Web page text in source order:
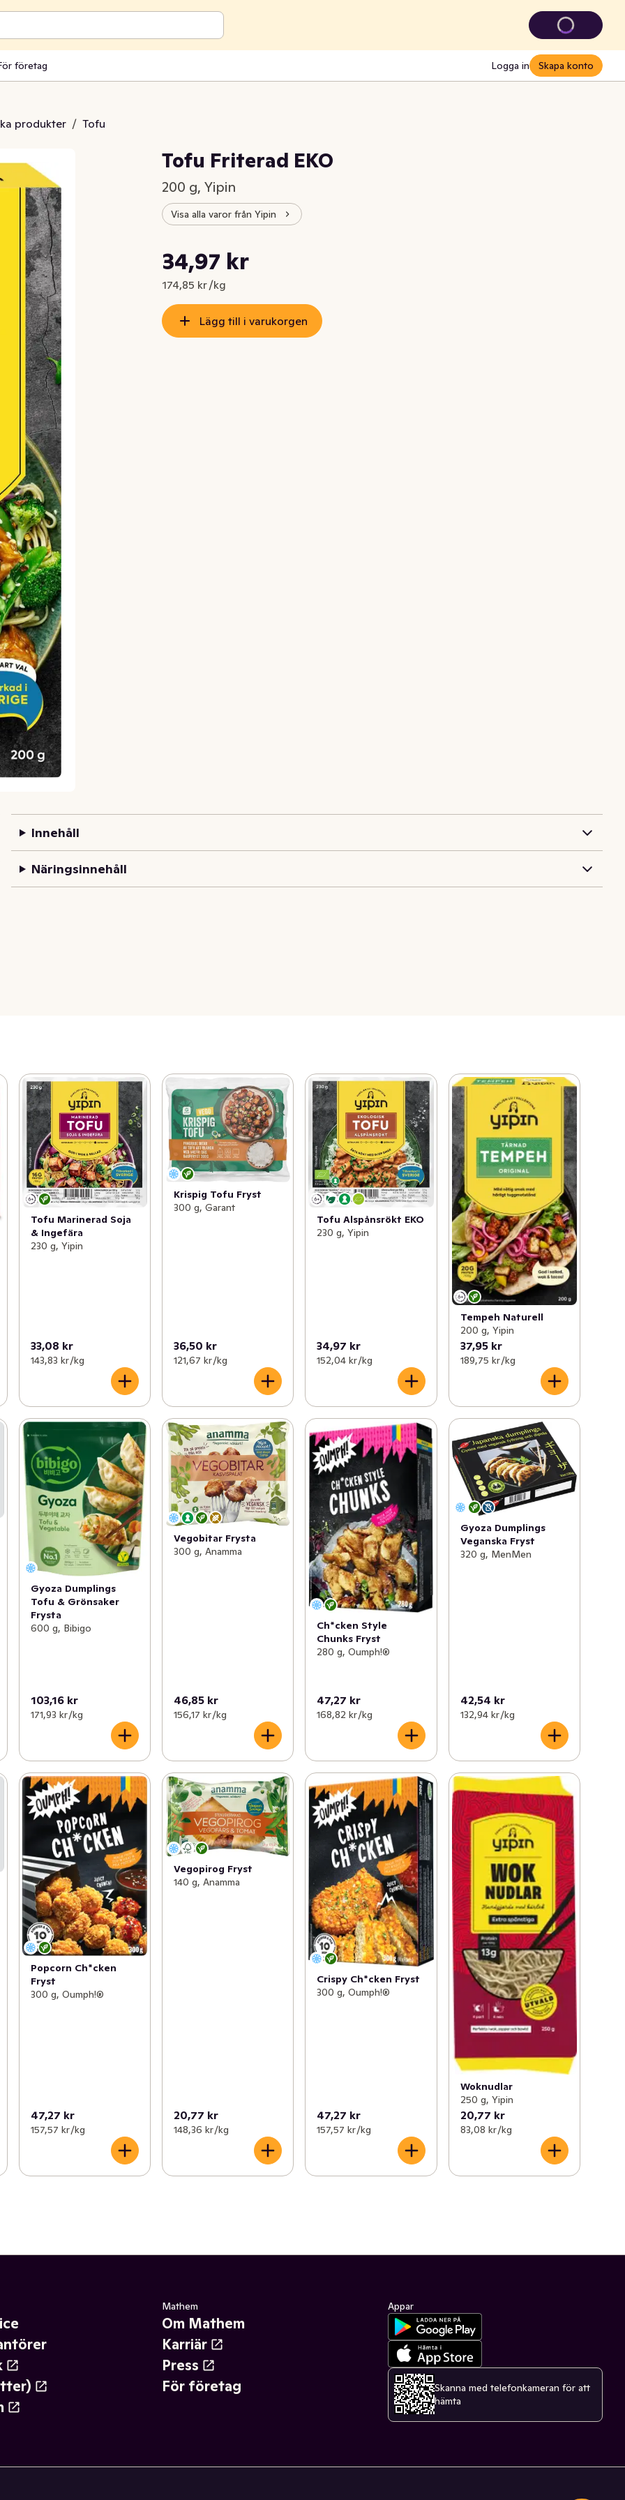
företag Logga in Skapa konto
produkter / Tofu
Tofu Friterad EKO
200 g, Yipin
Visa alla varor från Yipin
Nuvarande pris är: 34,97 kr
34,97 kr
174,85 kr /kg
Styckpris: 174,85 kr /kg
Lägg till i varukorgen
Innehåll
Näringsinnehåll
Tofu Marinerad Soja
& Ingefära
230 g, Yipin
33,08 kr
143,83 kr /kg
Krispig Tofu Fryst
300 g, Garant
36,50 kr
121,67 kr /kg
Tofu Alspånsrökt EKO
230 g, Yipin
34,97 kr
152,04 kr /kg
Tempeh Naturell
200 g, Yipin
37,95 kr
189,75 kr /kg
Gyoza Dumplings
Tofu & Grönsaker
Frysta
600 g, Bibigo
103,16 kr
171,93 kr /kg
Vegobitar Frysta
300 g, Anamma
46,85 kr
156,17 kr /kg
Ch*cken Style
Chunks Fryst
280 g, Oumph!®
47,27 kr
168,82 kr /kg
Gyoza Dumplings
Veganska Fryst
320 g, MenMen
42,54 kr
132,94 kr /kg
Popcorn Ch*cken
Fryst
300 g, Oumph!®
47,27 kr
157,57 kr /kg
Vegopirog Fryst
140 g, Anamma
20,77 kr
148,36 kr /kg
Crispy Ch*cken Fryst
300 g, Oumph!®
47,27 kr
157,57 kr /kg
Woknudlar
250 g, Yipin
20,77 kr
83,08 kr /kg
Mathem
Om Mathem
Karriär
Press
För företag
Appar
Skanna med telefonkameran för att
hämta